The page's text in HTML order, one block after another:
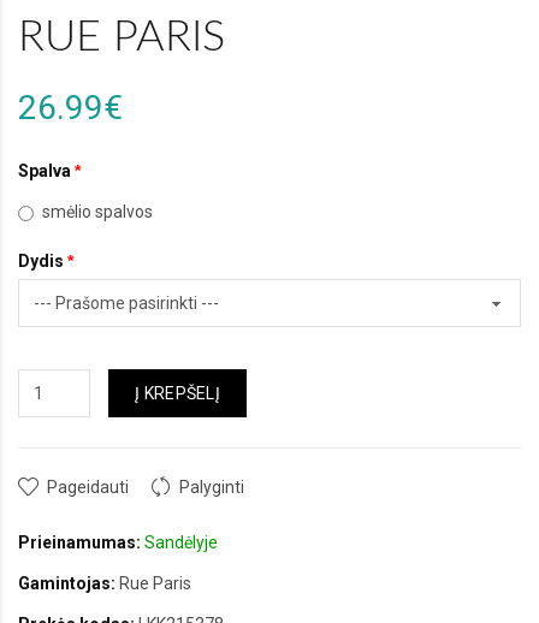
RUE PARIS
26.99€
Spalva
smėlio spalvos
Dydis
Į KREPŠELĮ
Pageidauti Palyginti
Prieinamumas: Sandėlyje
Gamintojas: Rue Paris